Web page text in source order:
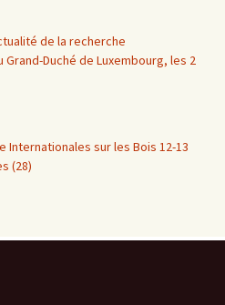
de la recherche
Duché de Luxembourg, les 2
Internationales sur les Bois 12-13
(28)